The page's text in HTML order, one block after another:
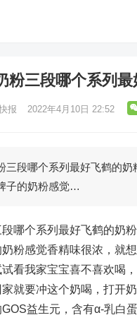
粉三段哪个系列最
报 2022年4月10日 22:52
三段哪个系列最好飞鹤的
子的奶粉感觉…
哪个系列最好飞鹤的奶
粉感觉香精味很浓，就
看我家宝宝喜不喜欢喝
就要冲这个奶喝，打开
益生元，含有α-乳白